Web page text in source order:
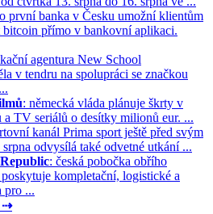
první banka v Česku umožní klientům
bitcoin přímo v bankovní aplikaci.
agentura New School
v tendru na spolupráci se značkou
: německá vláda plánuje škrty v
TV seriálů o desítky milionů eur. ...
kanál Prima sport ještě před svým
odvysílá také odvetné utkání ...
: česká pobočka obřího
kompletační, logistické a
pro ...
⇢